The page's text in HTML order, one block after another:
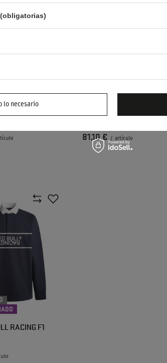
BULL RACING
2026
LOGO 2026 AZUL MARINO
81,10 € / artículo
RACING F1
lo necesario